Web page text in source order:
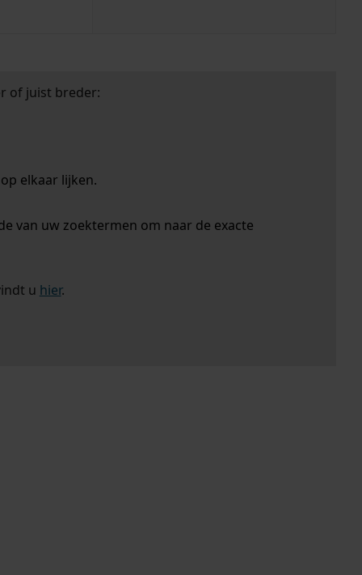
of juist breder:
elkaar lijken.
van uw zoektermen om naar de exacte
u hier.